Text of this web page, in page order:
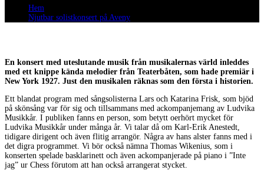
Hem
Njutbar solistkonsert på Aveny
En konsert med uteslutande musik från musikalernas värld inleddes
med ett knippe kända melodier från Teaterbåten, som hade premiär i
New York 1927. Just den musikalen räknas som den första i historien.
Ett blandat program med sångsolisterna Lars och Katarina Frisk, som bjöd
på skönsång var för sig och tillsammans med ackompanjemang av Ludvika
Musikkår. I publiken fanns en person, som betytt oerhört mycket för
Ludvika Musikkår under många år. Vi talar då om Karl-Erik Anestedt,
tidigare dirigent och även flitig arrangör. Några av hans alster fanns med i
det digra programmet. Vi bör också nämna Thomas Wikenius, som i
konserten spelade basklarinett och även ackompanjerade på piano i ”Inte
jag” ur Chess förutom att han också arrangerat stycket.